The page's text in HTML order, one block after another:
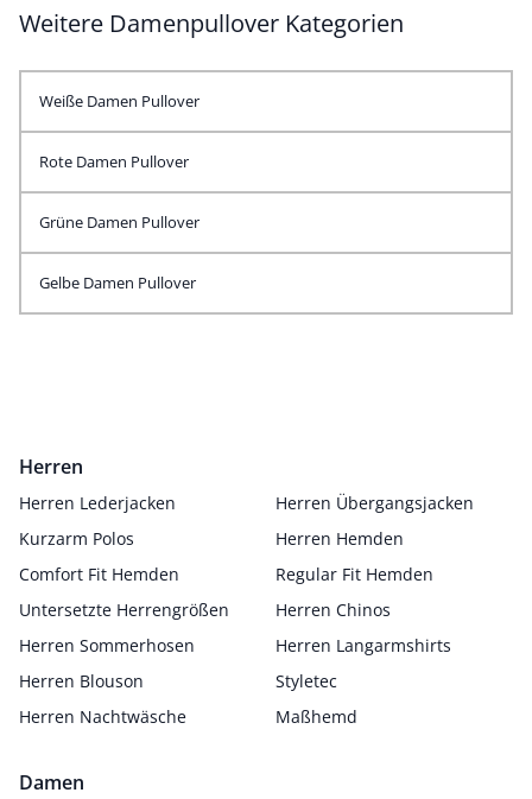
Weitere Damenpullover Kategorien
Weiße Damen Pullover
Rote Damen Pullover
Grüne Damen Pullover
Gelbe Damen Pullover
Herren
Herren Lederjacken
Herren Übergangsjacken
Kurzarm Polos
Herren Hemden
Comfort Fit Hemden
Regular Fit Hemden
Untersetzte Herrengrößen
Herren Chinos
Herren Sommerhosen
Herren Langarmshirts
Herren Blouson
Styletec
Herren Nachtwäsche
Maßhemd
Damen